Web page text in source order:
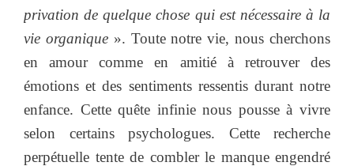
privation de quelque chose qui est nécessaire à la
vie organique». Toute notre vie, nous cherchons
en amour comme en amitié à retrouver des
émotions et des sentiments ressentis durant notre
enfance. Cette quête infinie nous pousse à vivre
selon certains psychologues. Cette recherche
perpétuelle tente de combler le manque engendré